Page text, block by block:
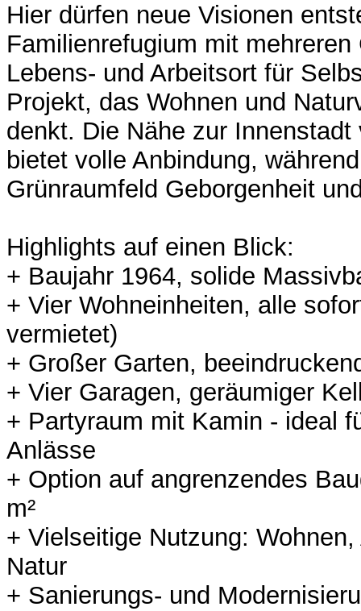
Hier dürfen neue Visionen
Familienrefugium mit
Lebens- und Arbeitsort für
Projekt, das Wohnen und
denkt. Die Nähe zur
bietet volle Anbindung,
Grünraumfeld Geborgenheit
Highlights auf einen Blick:
+ Baujahr 1964, solide
+ Vier Wohneinheiten, alle
vermietet)
+ Großer Garten,
+ Vier Garagen, geräumiger
+ Partyraum mit Kamin - ideal
Anlässe
+ Option auf angrenzendes
m²
+ Vielseitige Nutzung:
Natur
+ Sanierungs- und